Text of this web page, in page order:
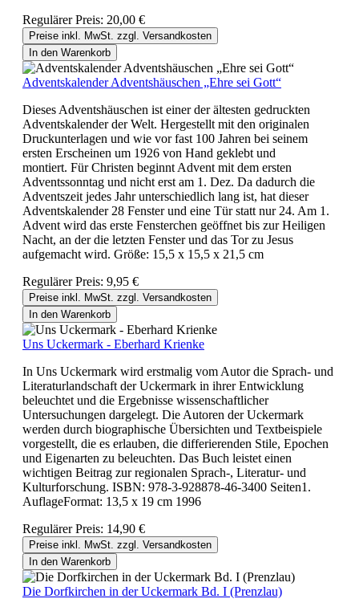
Regulärer Preis: 20,00 €
Preise inkl. MwSt. zzgl. Versandkosten
In den Warenkorb
Adventskalender Adventshäuschen „Ehre sei Gott“
Dieses Adventshäuschen ist einer der ältesten gedruckten
Adventskalender der Welt. Hergestellt mit den originalen
Druckunterlagen und wie vor fast 100 Jahren bei seinem
ersten Erscheinen um 1926 von Hand geklebt und
montiert. Für Christen beginnt Advent mit dem ersten
Adventssonntag und nicht erst am 1. Dez. Da dadurch die
Adventszeit jedes Jahr unterschiedlich lang ist, hat dieser
Adventskalender 28 Fenster und eine Tür statt nur 24. Am 1.
Advent wird das erste Fensterchen geöffnet bis zur Heiligen
Nacht, an der die letzten Fenster und das Tor zu Jesus
aufgemacht wird. Größe: 15,5 x 15,5 x 21,5 cm
Regulärer Preis: 9,95 €
Preise inkl. MwSt. zzgl. Versandkosten
In den Warenkorb
Uns Uckermark - Eberhard Krienke
In Uns Uckermark wird erstmalig vom Autor die Sprach- und
Literaturlandschaft der Uckermark in ihrer Entwicklung
beleuchtet und die Ergebnisse wissenschaftlicher
Untersuchungen dargelegt. Die Autoren der Uckermark
werden durch biographische Übersichten und Textbeispiele
vorgestellt, die es erlauben, die differierenden Stile, Epochen
und Eigenarten zu beleuchten. Das Buch leistet einen
wichtigen Beitrag zur regionalen Sprach-, Literatur- und
Kulturforschung. ISBN: 978-3-928878-46-3400 Seiten1.
AuflageFormat: 13,5 x 19 cm 1996
Regulärer Preis: 14,90 €
Preise inkl. MwSt. zzgl. Versandkosten
In den Warenkorb
Die Dorfkirchen in der Uckermark Bd. I (Prenzlau)